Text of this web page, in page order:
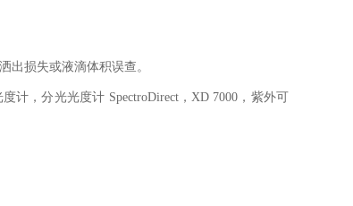
出损失或液滴体积误查。
计，分光光度计 SpectroDirect，XD 7000，紫外可